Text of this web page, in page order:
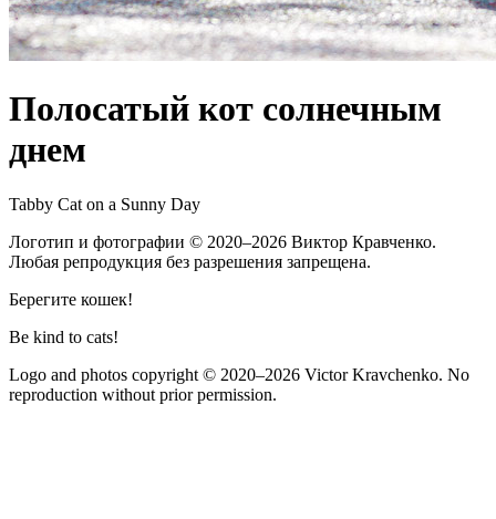
Полосатый кот солнечным
днем
Tabby Cat on a Sunny Day
Логотип и фотографии © 2020–2026 Виктор Кравченко.
Любая репродукция без разрешения запрещена.
Берегите кошек!
Be kind to cats!
Logo and photos copyright © 2020–2026 Victor Kravchenko. No
reproduction without prior permission.